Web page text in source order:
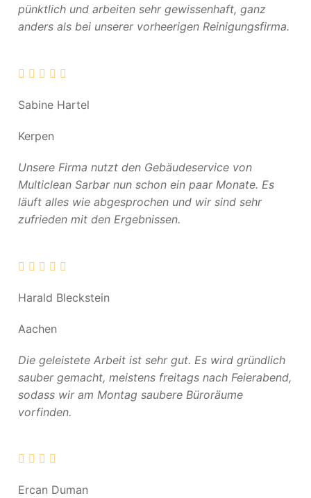
pünktlich und arbeiten sehr gewissenhaft, ganz
anders als bei unserer vorheerigen Reinigungsfirma.
Sabine Hartel
Kerpen
Unsere Firma nutzt den Gebäudeservice von
Multiclean Sarbar nun schon ein paar Monate. Es
läuft alles wie abgesprochen und wir sind sehr
zufrieden mit den Ergebnissen.
Harald Bleckstein
Aachen
Die geleistete Arbeit ist sehr gut. Es wird gründlich
sauber gemacht, meistens freitags nach Feierabend,
sodass wir am Montag saubere Büroräume
vorfinden.
Ercan Duman